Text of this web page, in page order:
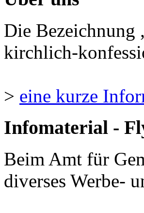
Die Bezeichnung
kirchlich-
> eine kurze
Infomaterial -
Beim Amt für
diverses Werbe-